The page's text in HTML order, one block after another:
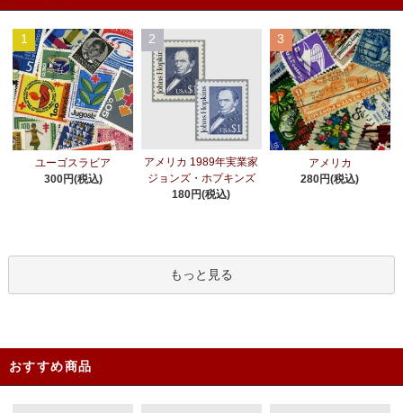
1
ユーゴスラビア
300円(税込)
2
アメリカ 1989年実業家
ジョンズ・ホプキンズ
180円(税込)
3
アメリカ
280円(税込)
もっと見る
おすすめ商品